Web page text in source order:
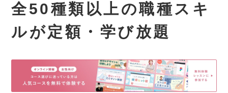
全50種類以上の職種スキ
ルが定額・学び放題